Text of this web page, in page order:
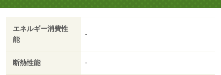
エネルギー消費性
能
-
断熱性能 -